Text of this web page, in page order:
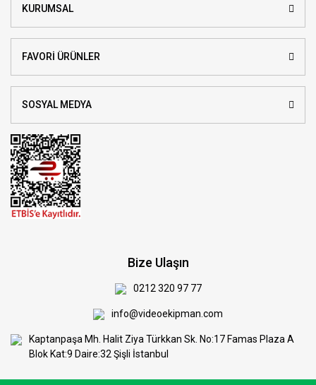
KURUMSAL
FAVORİ ÜRÜNLER
SOSYAL MEDYA
Bize Ulaşın
0212 320 97 77
info@videoekipman.com
Kaptanpaşa Mh. Halit Ziya Türkkan Sk. No:17 Famas Plaza A
Blok Kat:9 Daire:32 Şişli İstanbul